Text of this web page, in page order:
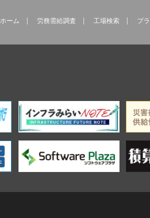
ホーム 労務需給調査 工場検索 プ